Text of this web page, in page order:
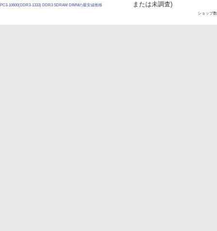
PC3-10600(DDR3-1333) DDR3 SDRAM DIMMの最安値推移
または未調査)
ショップ数